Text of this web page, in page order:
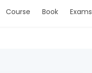
Course Book Exams